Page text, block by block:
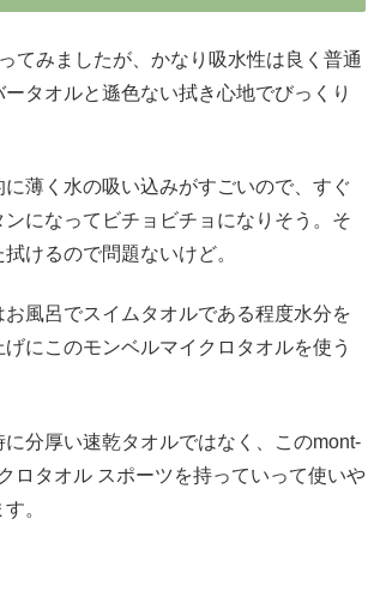
てみましたが、かなり吸水性は良く普通
タオルと遜色ない拭き心地でびっくり
薄く水の吸い込みがすごいので、すぐ
になってビチョビチョになりそう。そ
けるので問題ないけど。
風呂でスイムタオルである程度水分を
にこのモンベルマイクロタオルを使う
分厚い速乾タオルではなく、このmont-
ロタオル スポーツを持っていって使いや
。